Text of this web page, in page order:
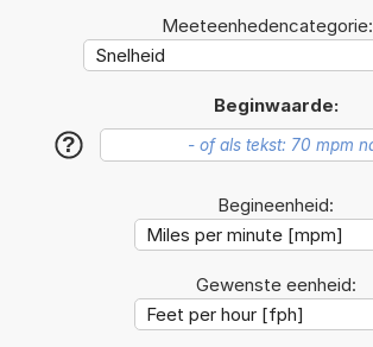
Meeteenhedencategorie:
Beginwaarde:
?
Begineenheid:
Gewenste eenheid: